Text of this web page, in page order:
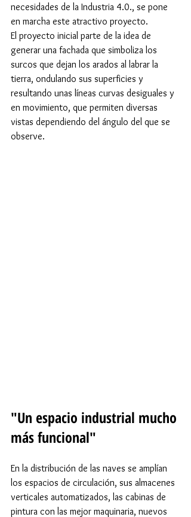
necesidades de la Industria 4.0., se pone
en marcha este atractivo proyecto.
El proyecto inicial parte de la idea de
generar una fachada que simboliza los
surcos que dejan los arados al labrar la
tierra, ondulando sus superficies y
resultando unas líneas curvas desiguales y
en movimiento, que permiten diversas
vistas dependiendo del ángulo del que se
observe.
"Un espacio industrial mucho
más funcional"
En la distribución de las naves se amplían
los espacios de circulación, sus almacenes
verticales automatizados, las cabinas de
pintura con las mejor maquinaria, nuevos